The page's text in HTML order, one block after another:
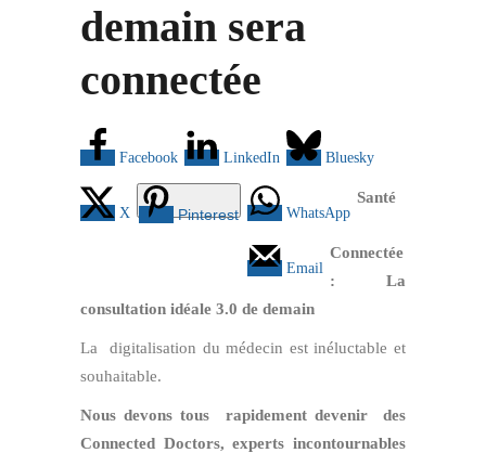
demain sera
connectée
Facebook LinkedIn Bluesky
X Pinterest WhatsApp
Email
Santé
Connectée
: La
consultation idéale 3.0 de demain
La digitalisation du médecin est inéluctable et
souhaitable.
Nous devons tous rapidement devenir des
Connected Doctors, experts incontournables